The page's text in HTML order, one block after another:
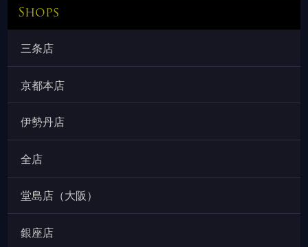
Shops
三条店
京都本店
伊勢丹店
全店
堂島店（大阪）
銀座店